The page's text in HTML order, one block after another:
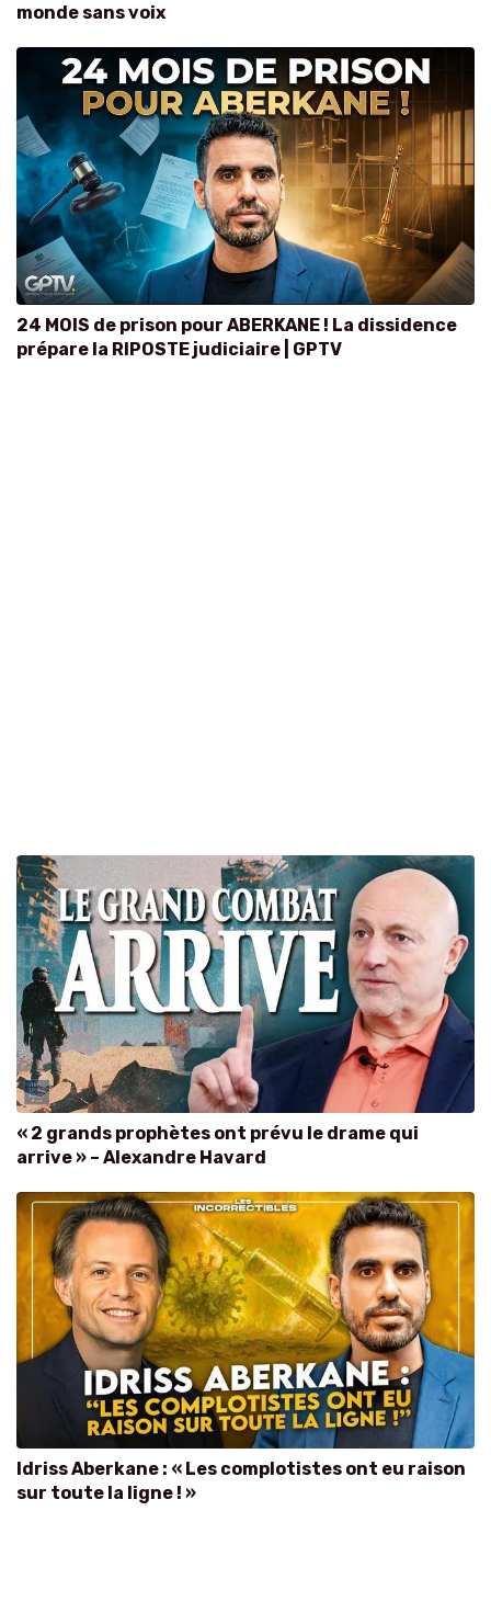
monde sans voix
24 MOIS de prison pour ABERKANE ! La dissidence
prépare la RIPOSTE judiciaire | GPTV
« 2 grands prophètes ont prévu le drame qui
arrive » – Alexandre Havard
Idriss Aberkane : « Les complotistes ont eu raison
sur toute la ligne ! »